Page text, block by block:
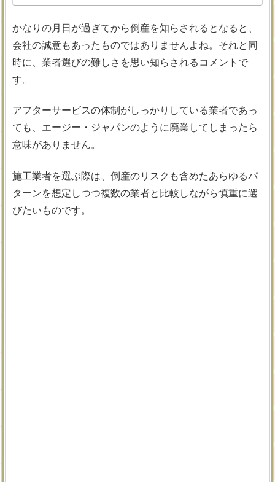
かなりの月日が過ぎてから倒産を知らされるとなると、
会社の誠意もあったものではありませんよね。それと同
時に、業者選びの難しさを思い知らされるコメントで
す。
アフターサービスの体制がしっかりしている業者であっ
ても、エージー・ジャパンのように廃業してしまったら
意味がありません。
施工業者を選ぶ際は、倒産のリスクも含めたあらゆるパ
ターンを想定しつつ複数の業者と比較しながら慎重に選
びたいものです。